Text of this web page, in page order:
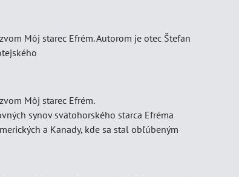
Môj starec Efrém. Autorom je otec Štefan
Môj starec Efrém.
synov svätohorského starca Efréma
a Kanady, kde sa stal obľúbeným